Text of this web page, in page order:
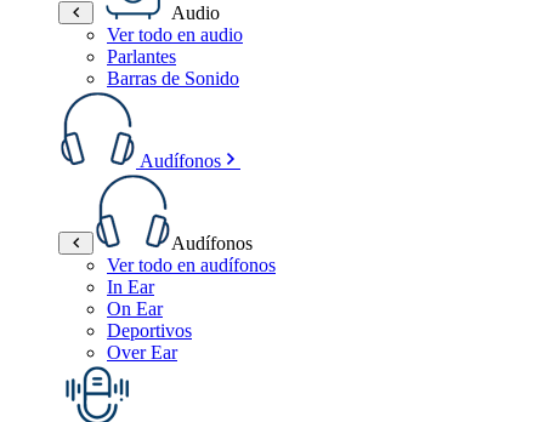
Audio
Ver todo en audio
Parlantes
Barras de Sonido
Audífonos
Audífonos
Ver todo en audífonos
In Ear
On Ear
Deportivos
Over Ear